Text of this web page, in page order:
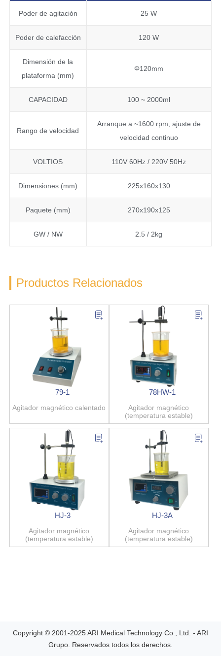
Poder de agitación 25 W
Poder de calefacción 120 W
Dimensión de la
plataforma (mm)
Φ120mm
CAPACIDAD 100 ~ 2000ml
Rango de velocidad
Arranque a ~1600 rpm, ajuste de
velocidad continuo
VOLTIOS 110V 60Hz / 220V 50Hz
Dimensiones (mm) 225x160x130
Paquete (mm) 270x190x125
GW / NW 2.5 / 2kg
Productos Relacionados
79-1
Agitador magnético calentado
78HW-1
Agitador magnético
(temperatura estable)
HJ-3
Agitador magnético
(temperatura estable)
HJ-3A
Agitador magnético
(temperatura estable)
Copyright © 2001-2025 ARI Medical Technology Co., Ltd. - ARI
Grupo. Reservados todos los derechos.